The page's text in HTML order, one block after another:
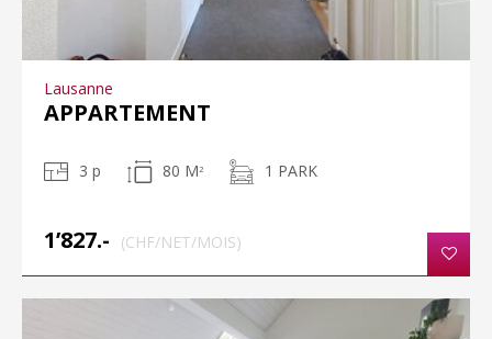
Lausanne
APPARTEMENT
3 p 80 M 2 1 PARK
1’827.- (CHF/NET/MOIS)